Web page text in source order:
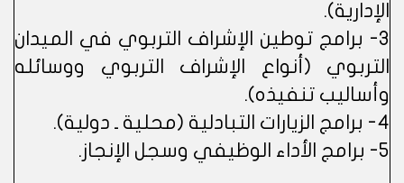
الإدارية).
3- برامج توطين الإشراف التربوي في الميدان
التربوي (أنواع الإشراف التربوي ووسائله
وأساليب تنفيذه).
4- برامج الزيارات التبادلية (محلية ـ دولية).
5- برامج الأداء الوظيفي وسجل الإنجاز.